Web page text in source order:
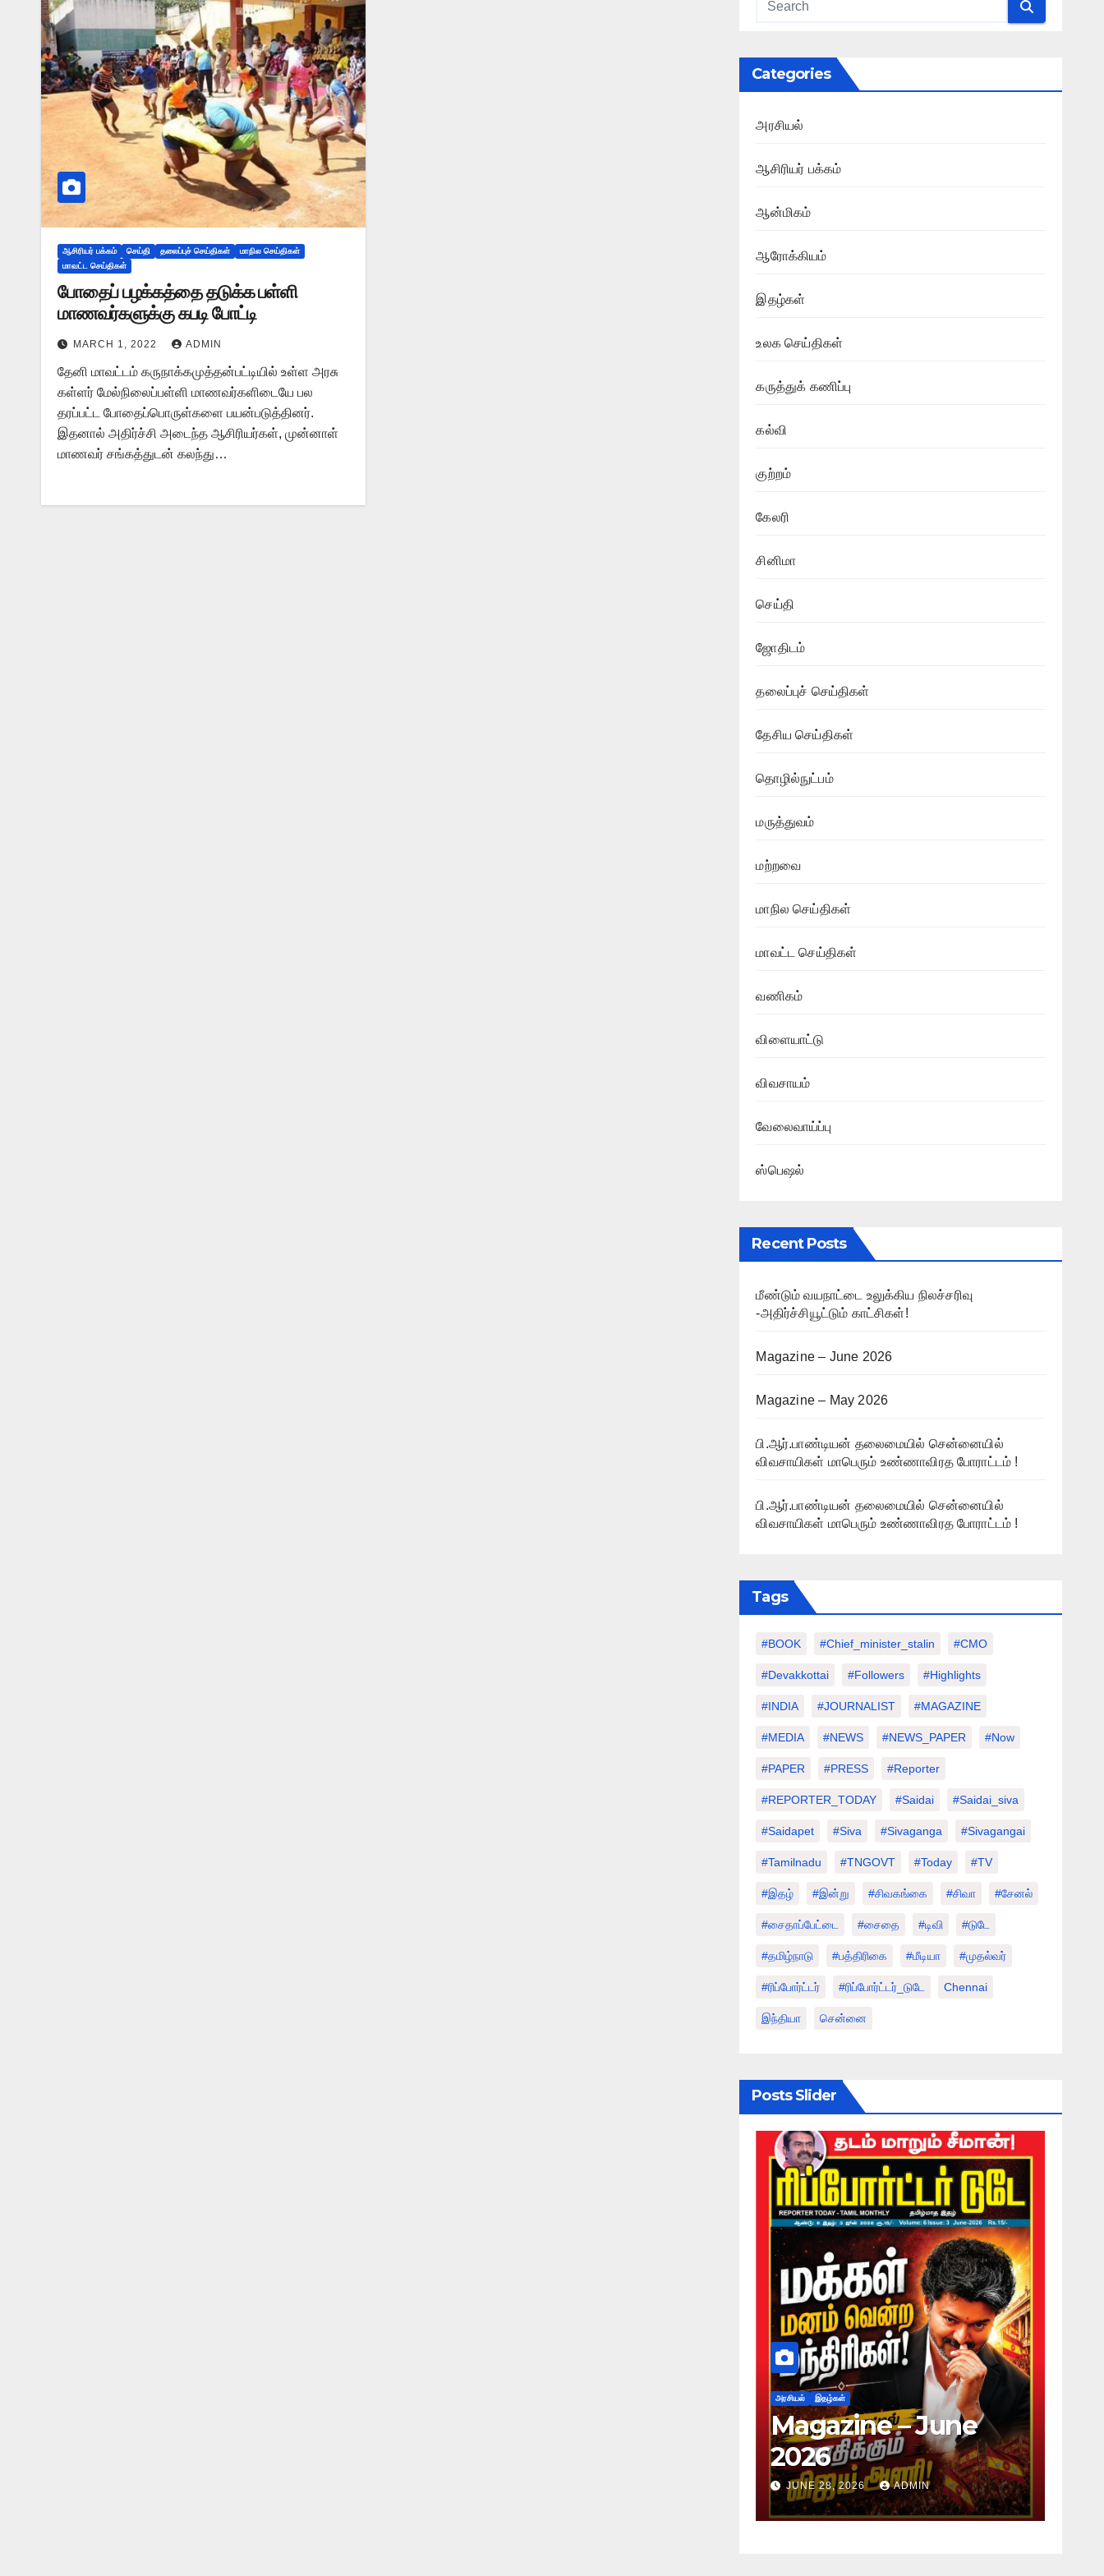
ஆசிரியர் பக்கம் செய்தி தலைப்புச் செய்திகள்
மாநில செய்திகள்
மாவட்ட செய்திகள்
போதைப் பழக்கத்தை தடுக்க பள்ளி
மாணவர்களுக்கு கபடி போட்டி
MARCH 1, 2022 ADMIN
தேனி மாவட்டம் கருநாக்கமுத்தன்பட்டியில் உள்ள அரசு
கள்ளர் மேல்நிலைப்பள்ளி மாணவர்களிடையே பல
தரப்பட்ட போதைப்பொருள்களை பயன்படுத்தினர்.
இதனால் அதிர்ச்சி அடைந்த ஆசிரியர்கள், முன்னாள்
மாணவர் சங்கத்துடன் கலந்து…
Categories
அரசியல்
ஆசிரியர் பக்கம்
ஆன்மிகம்
ஆரோக்கியம்
இதழ்கள்
உலக செய்திகள்
கருத்துக் கணிப்பு
கல்வி
குற்றம்
கேலரி
சினிமா
செய்தி
ஜோதிடம்
தலைப்புச் செய்திகள்
தேசிய செய்திகள்
தொழில்நுட்பம்
மருத்துவம்
மற்றவை
மாநில செய்திகள்
மாவட்ட செய்திகள்
வணிகம்
விளையாட்டு
விவசாயம்
வேலைவாய்ப்பு
ஸ்பெஷல்
Recent Posts
மீண்டும் வயநாட்டை உலுக்கிய நிலச்சரிவு
-அதிர்ச்சியூட்டும் காட்சிகள்!
Magazine – June 2026
Magazine – May 2026
பி.ஆர்.பாண்டியன் தலைமையில் சென்னையில்
விவசாயிகள் மாபெரும் உண்ணாவிரத போராட்டம் !
பி.ஆர்.பாண்டியன் தலைமையில் சென்னையில்
விவசாயிகள் மாபெரும் உண்ணாவிரத போராட்டம் !
Tags
#BOOK #chief_minister_stalin #CMO
#devakkottai #followers #highlights
#INDIA #JOURNALIST #MAGAZINE
#MEDIA #NEWS #NEWS_PAPER #Now
#PAPER #PRESS #Reporter
#REPORTER_TODAY #saidai #saidai_siva
#saidapet #Siva #Sivaganga #sivagangai
#tamilnadu #TNGOVT #today #TV
#இதழ் #இன்று #சிவகங்கை #சிவா #சேனல்
#சைதாப்பேட்டை #சைதை #டிவி #டுடே
#தமிழ்நாடு #பத்திரிகை #மீடியா #முதல்வர்
#ரிப்போர்ட்டர் #ரிப்போர்ட்டர்_டுடே Chennai
இந்தியா சென்னை
Posts Slider
அரசியல் இதழ்கள்
Magazine – June
2026
JUNE 28, 2026 ADMIN